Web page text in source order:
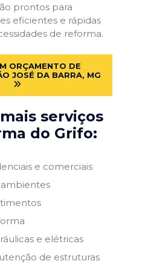
prontos para
eficientes e rápidas
de reforma.
ORÇAMENTO DE
JOSÉ DA BARRA, MG
serviços
do Grifo:
e comerciais
e elétricas
de estruturas